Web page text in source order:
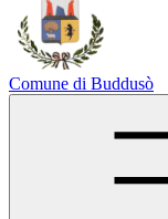
Comune di Buddusò